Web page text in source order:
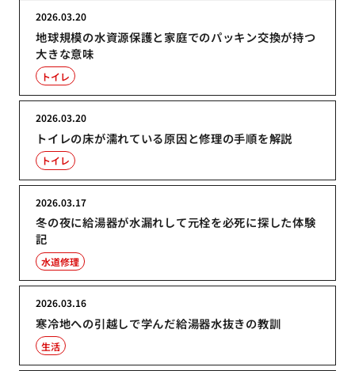
地球規模の水資源保護と家庭でのパッキン交換が持つ
大きな意味
2026.03.20
トイレ
トイレの床が濡れている原因と修理の手順を解説
2026.03.20
トイレ
冬の夜に給湯器が水漏れして元栓を必死に探した体験
記
2026.03.17
水道修理
寒冷地への引越しで学んだ給湯器水抜きの教訓
2026.03.16
生活